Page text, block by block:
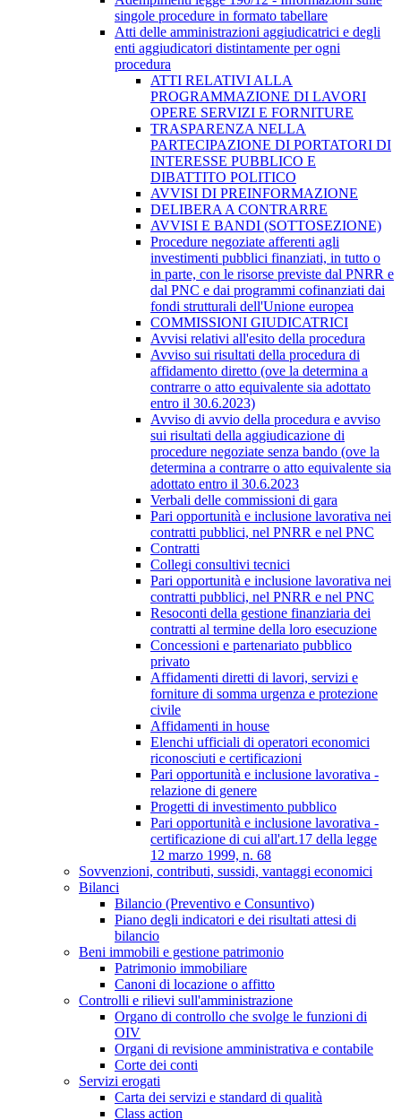
singole procedure in formato tabellare
Atti delle amministrazioni aggiudicatrici e degli
enti aggiudicatori distintamente per ogni
procedura
ATTI RELATIVI ALLA
PROGRAMMAZIONE DI LAVORI
OPERE SERVIZI E FORNITURE
TRASPARENZA NELLA
PARTECIPAZIONE DI PORTATORI DI
INTERESSE PUBBLICO E
DIBATTITO POLITICO
AVVISI DI PREINFORMAZIONE
DELIBERA A CONTRARRE
AVVISI E BANDI (SOTTOSEZIONE)
Procedure negoziate afferenti agli
investimenti pubblici finanziati, in tutto o
in parte, con le risorse previste dal PNRR e
dal PNC e dai programmi cofinanziati dai
fondi strutturali dell'Unione europea
COMMISSIONI GIUDICATRICI
Avvisi relativi all'esito della procedura
Avviso sui risultati della procedura di
affidamento diretto (ove la determina a
contrarre o atto equivalente sia adottato
entro il 30.6.2023)
Avviso di avvio della procedura e avviso
sui risultati della aggiudicazione di
procedure negoziate senza bando (ove la
determina a contrarre o atto equivalente sia
adottato entro il 30.6.2023
Verbali delle commissioni di gara
Pari opportunità e inclusione lavorativa nei
contratti pubblici, nel PNRR e nel PNC
Contratti
Collegi consultivi tecnici
Pari opportunità e inclusione lavorativa nei
contratti pubblici, nel PNRR e nel PNC
Resoconti della gestione finanziaria dei
contratti al termine della loro esecuzione
Concessioni e partenariato pubblico
privato
Affidamenti diretti di lavori, servizi e
forniture di somma urgenza e protezione
civile
Affidamenti in house
Elenchi ufficiali di operatori economici
riconosciuti e certificazioni
Pari opportunità e inclusione lavorativa -
relazione di genere
Progetti di investimento pubblico
Pari opportunità e inclusione lavorativa -
certificazione di cui all'art.17 della legge
12 marzo 1999, n. 68
Sovvenzioni, contributi, sussidi, vantaggi economici
Bilanci
Bilancio (Preventivo e Consuntivo)
Piano degli indicatori e dei risultati attesi di
bilancio
Beni immobili e gestione patrimonio
Patrimonio immobiliare
Canoni di locazione o affitto
Controlli e rilievi sull'amministrazione
Organo di controllo che svolge le funzioni di
OIV
Organi di revisione amministrativa e contabile
Corte dei conti
Servizi erogati
Carta dei servizi e standard di qualità
Class action